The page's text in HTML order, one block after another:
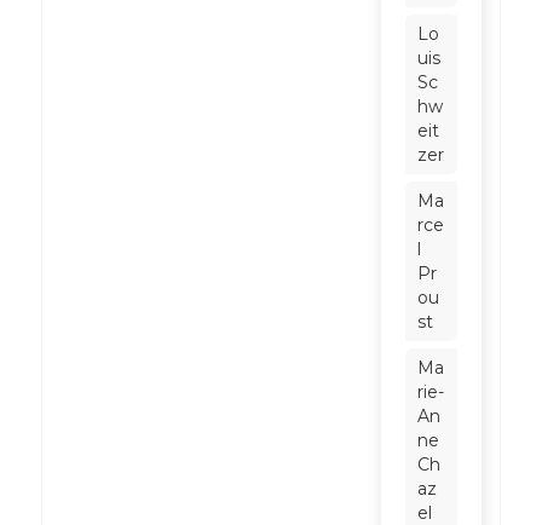
Lo
uis
Sc
hw
eit
zer
Ma
rce
l
Pr
ou
st
Ma
rie-
An
ne
Ch
az
el